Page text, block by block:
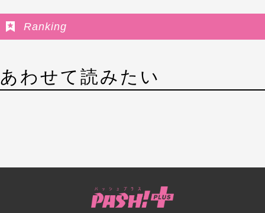
Ranking
あわせて読みたい